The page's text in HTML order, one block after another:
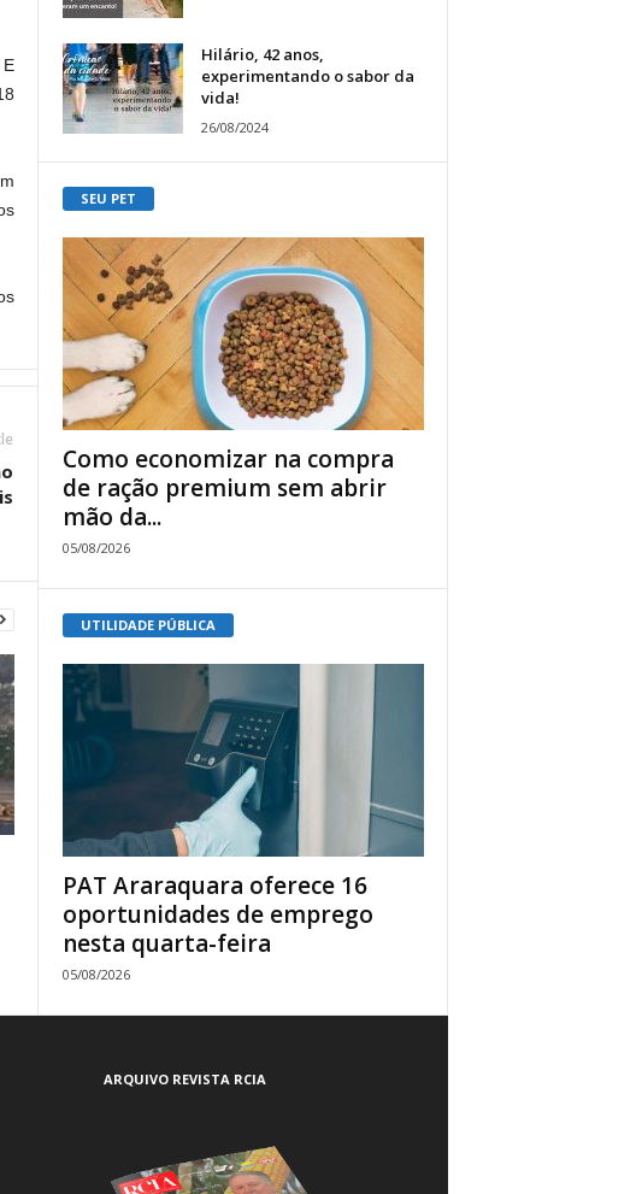
Hilário, 42 anos,
experimentando o sabor da
vida!
26/08/2024
SEU PET
Como economizar na compra
de ração premium sem abrir
mão da...
05/08/2026
UTILIDADE PÚBLICA
PAT Araraquara oferece 16
oportunidades de emprego
nesta quarta-feira
05/08/2026
ARQUIVO REVISTA RCIA